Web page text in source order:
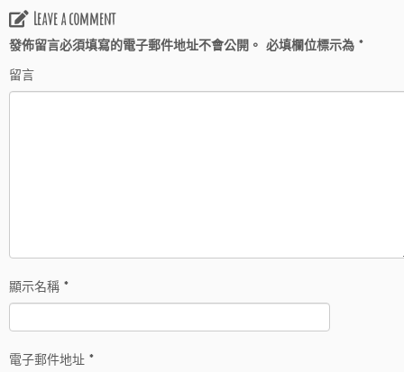
Leave a comment
發佈留言必須填寫的電子郵件地址不會公開。 必填欄位標示為 *
留言
顯示名稱 *
電子郵件地址 *